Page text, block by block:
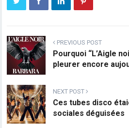
PREVIOUS POST
Pourquoi “L’Aigle
pleurer encore
NEXT POST
Ces tubes disco
sociales déguisées